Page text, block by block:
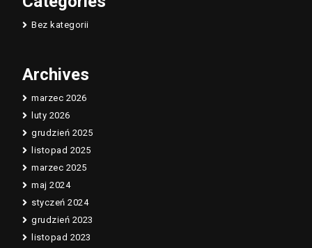
Bez kategorii
Archives
marzec 2026
luty 2026
grudzień 2025
listopad 2025
marzec 2025
maj 2024
styczeń 2024
grudzień 2023
listopad 2023